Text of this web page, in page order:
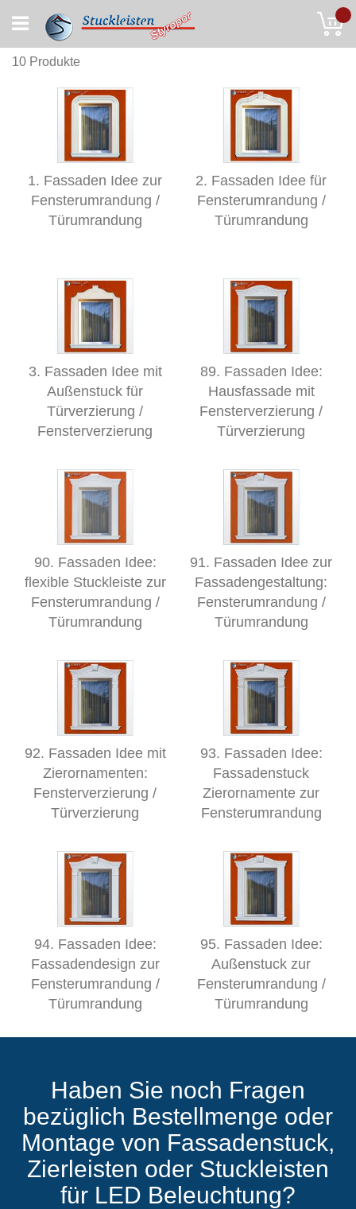
to
Content
10 Produkte
1. Fassaden Idee zur
Fensterumrandung /
Türumrandung
2. Fassaden Idee für
Fensterumrandung /
Türumrandung
3. Fassaden Idee mit
Außenstuck für
Türverzierung /
Fensterverzierung
89. Fassaden Idee:
Hausfassade mit
Fensterverzierung /
Türverzierung
90. Fassaden Idee:
flexible Stuckleiste zur
Fensterumrandung /
Türumrandung
91. Fassaden Idee zur
Fassadengestaltung:
Fensterumrandung /
Türumrandung
92. Fassaden Idee mit
Zierornamenten:
Fensterverzierung /
Türverzierung
93. Fassaden Idee:
Fassadenstuck
Zierornamente zur
Fensterumrandung
94. Fassaden Idee:
Fassadendesign zur
Fensterumrandung /
Türumrandung
95. Fassaden Idee:
Außenstuck zur
Fensterumrandung /
Türumrandung
Haben Sie noch Fragen
bezüglich Bestellmenge oder
Montage von Fassadenstuck,
Zierleisten oder Stuckleisten
für LED Beleuchtung?